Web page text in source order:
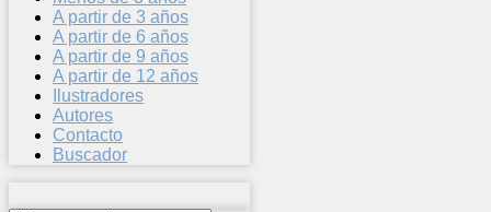
A partir de 3 años
A partir de 6 años
A partir de 9 años
A partir de 12 años
Ilustradores
Autores
Contacto
Buscador